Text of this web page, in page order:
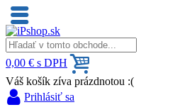
0,00 € s DPH
Váš košík zíva prázdnotou :(
Prihlásiť sa